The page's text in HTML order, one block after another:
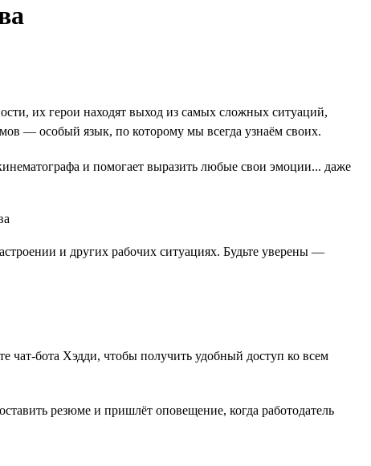
их герои находят выход из самых сложных ситуаций,
— особый язык, по которому мы всегда узнаём своих.
и помогает выразить любые свои эмоции... даже
и других рабочих ситуациях. Будьте уверены —
чат-бота Хэдди, чтобы получить удобный доступ ко всем
резюме и пришлёт оповещение, когда работодатель